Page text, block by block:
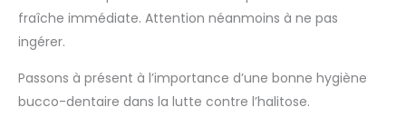
fraîche immédiate. Attention néanmoins à ne pas
ingérer.
Passons à présent à l’importance d’une bonne hygiène
bucco-dentaire dans la lutte contre l’halitose.